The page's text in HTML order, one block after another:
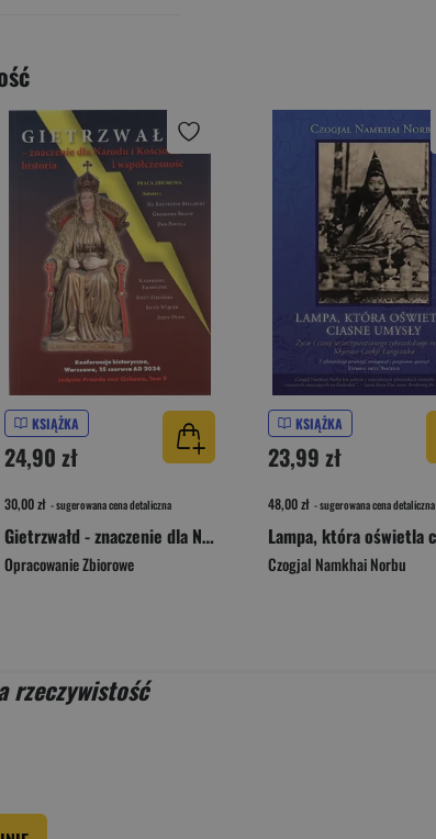
KSIĄŻKA
24,90 zł
30,00 zł - sugerowana cena detaliczna
Gietrzwałd - znaczenie dla Narodu i Kościoła, historia i współczesność
Opracowanie Zbiorowe
KSIĄŻKA
23,99 zł
48,00 zł - sugerowana cena detaliczna
Czogjal Namkhai Norbu
rzeczywistość